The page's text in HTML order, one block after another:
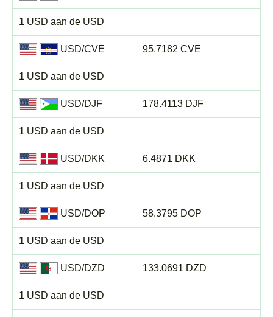
1 USD aan de USD
USD/CVE
1 USD aan de USD
95.7182 CVE
USD/DJF
1 USD aan de USD
178.4113 DJF
USD/DKK
1 USD aan de USD
6.4871 DKK
USD/DOP
1 USD aan de USD
58.3795 DOP
USD/DZD
1 USD aan de USD
133.0691 DZD